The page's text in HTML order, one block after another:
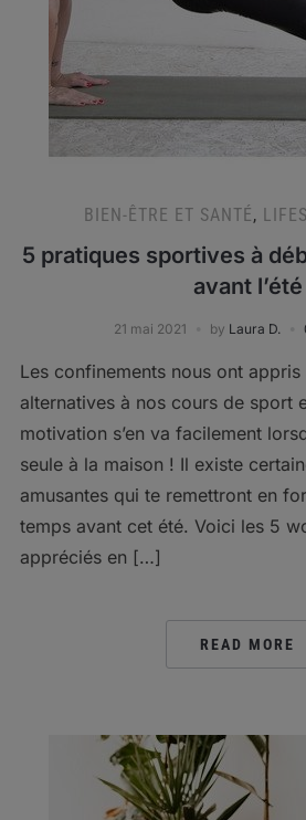
BIEN-ÊTRE ET SANTÉ,
5 pratiques sportives à
avant l’été
21 mai 2021 by Laura D.
Les confinements nous ont
alternatives à nos cours de sport
motivation s’en va facilement
seule à la maison ! Il existe
amusantes qui te remettront en
temps avant cet été. Voici les 5
appréciés en […]
READ MORE